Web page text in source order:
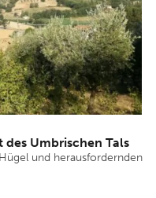
des Umbrischen Tals
und herausfordernden